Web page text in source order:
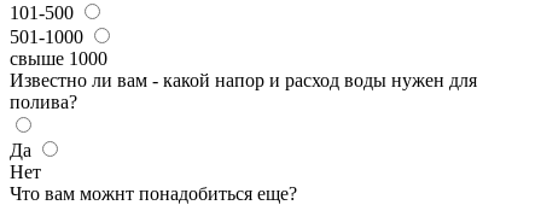
101-500
501-1000
свыше 1000
Известно ли вам - какой напор и расход воды нужен для
полива?
Да
Нет
Что вам можнт понадобиться еще?